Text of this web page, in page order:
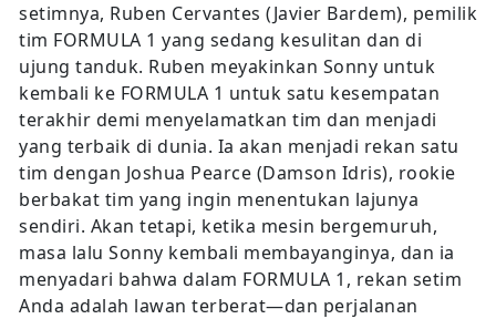
setimnya, Ruben Cervantes (Javier Bardem), pemilik
tim FORMULA 1 yang sedang kesulitan dan di
ujung tanduk. Ruben meyakinkan Sonny untuk
kembali ke FORMULA 1 untuk satu kesempatan
terakhir demi menyelamatkan tim dan menjadi
yang terbaik di dunia. Ia akan menjadi rekan satu
tim dengan Joshua Pearce (Damson Idris), rookie
berbakat tim yang ingin menentukan lajunya
sendiri. Akan tetapi, ketika mesin bergemuruh,
masa lalu Sonny kembali membayanginya, dan ia
menyadari bahwa dalam FORMULA 1, rekan setim
Anda adalah lawan terberat—dan perjalanan